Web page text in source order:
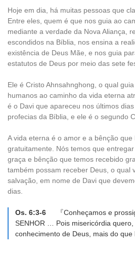
Hoje em dia, há muitas pessoas que
Entre eles, quem é que nos guia ao
mediante a verdade da Nova Aliança,
escondidos na Bíblia, nos ensina a
existência de Deus Mãe, e nos guia
estatutos de Deus por meio das sete
Ele é Cristo Ahnsahnghong, o qual
humanos ao caminho da vida eterna
é o Davi que apareceu nos últimos
profecias da Bíblia, e ele é o segundo
A vida eterna é o amor e a bênção que
gratuitamente. Nós temos que
graça e bênção que temos recebido
também possam receber Deus, o qual
salvação, em nome de Davi que
dias.
Os. 6:3-6
『Conheçamos e
SENHOR … Pois misericórdia
conhecimento de Deus, mais do que